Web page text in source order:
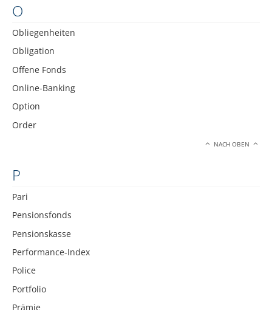
O
Obliegenheiten
Obligation
Offene Fonds
Online-Banking
Option
Order
NACH OBEN
P
Pari
Pensionsfonds
Pensionskasse
Performance-Index
Police
Portfolio
Prämie